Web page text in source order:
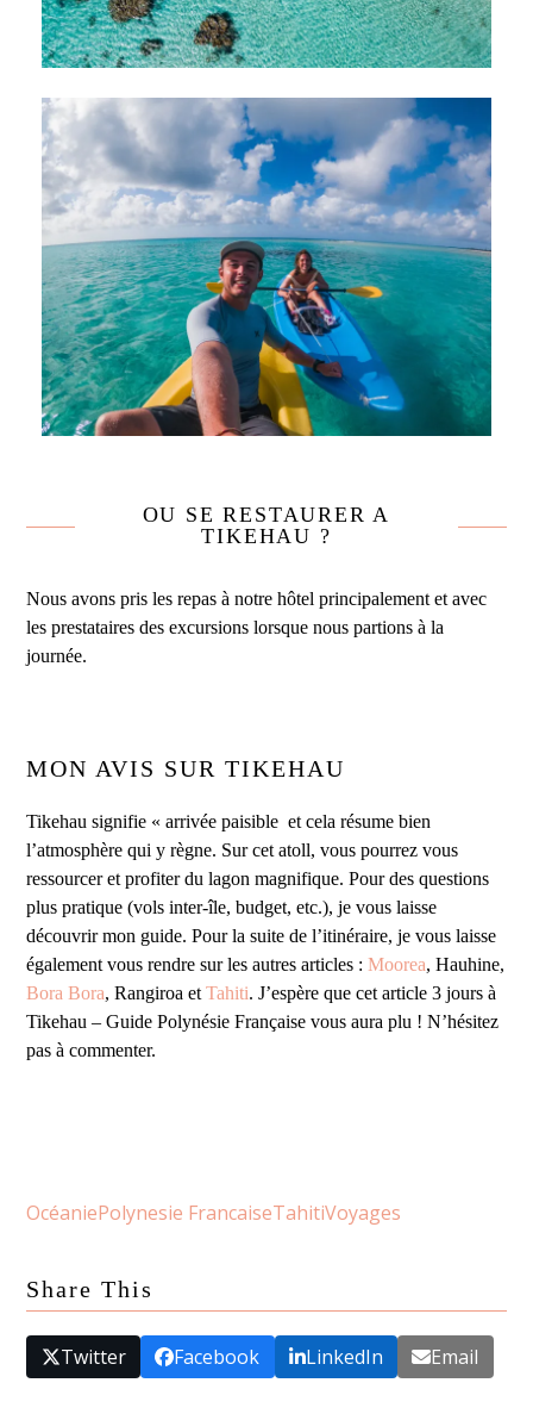
OU SE RESTAURER A
TIKEHAU ?
Nous avons pris les repas à notre hôtel principalement et avec
les prestataires des excursions lorsque nous partions à la
journée.
MON AVIS SUR TIKEHAU
Tikehau signifie « arrivée paisible et cela résume bien
l’atmosphère qui y règne. Sur cet atoll, vous pourrez vous
ressourcer et profiter du lagon magnifique. Pour des questions
plus pratique (vols inter-île, budget, etc.), je vous laisse
découvrir mon guide. Pour la suite de l’itinéraire, je vous laisse
également vous rendre sur les autres articles :Moorea, Hauhine,
Bora Bora, Rangiroa etTahiti. J’espère que cet article 3 jours à
Tikehau – Guide Polynésie Française vous aura plu ! N’hésitez
pas à commenter.
OcéaniePolynesie FrancaiseTahitiVoyages
Share This
Twitter Facebook LinkedIn Email